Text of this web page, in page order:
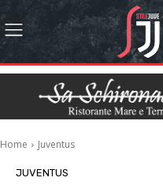
Home Juventus
JUVENTUS